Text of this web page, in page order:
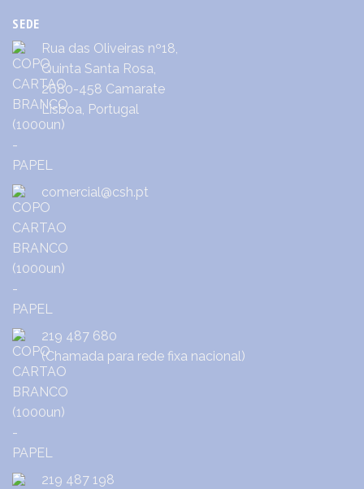
SEDE
Rua das Oliveiras nº18,
Quinta Santa Rosa,
2680-458 Camarate
Lisboa, Portugal
comercial@csh.pt
219 487 680
(Chamada para rede fixa nacional)
219 487 198